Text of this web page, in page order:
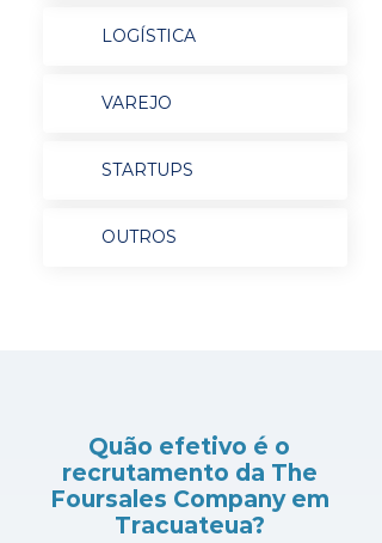
LOGÍSTICA
VAREJO
STARTUPS
OUTROS
Quão efetivo é o
recrutamento da The
Foursales Company em
Tracuateua?